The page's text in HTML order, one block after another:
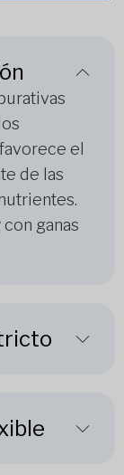
el
de las
ganas